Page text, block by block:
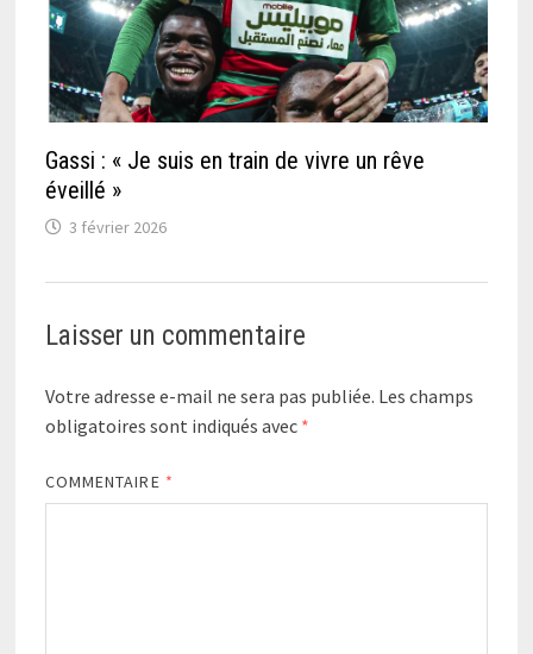
Gassi : « Je suis en train de vivre un rêve
éveillé »
3 février 2026
Laisser un commentaire
Votre adresse e-mail ne sera pas publiée. Les champs
obligatoires sont indiqués avec *
COMMENTAIRE *